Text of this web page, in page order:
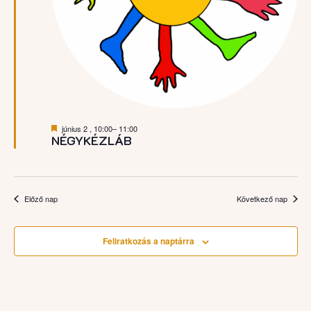
NÉGYKÉZLÁB
Kiemelt
június 2 , 10:00– 11:00
Előző nap Következő nap
Feliratkozás a naptárra